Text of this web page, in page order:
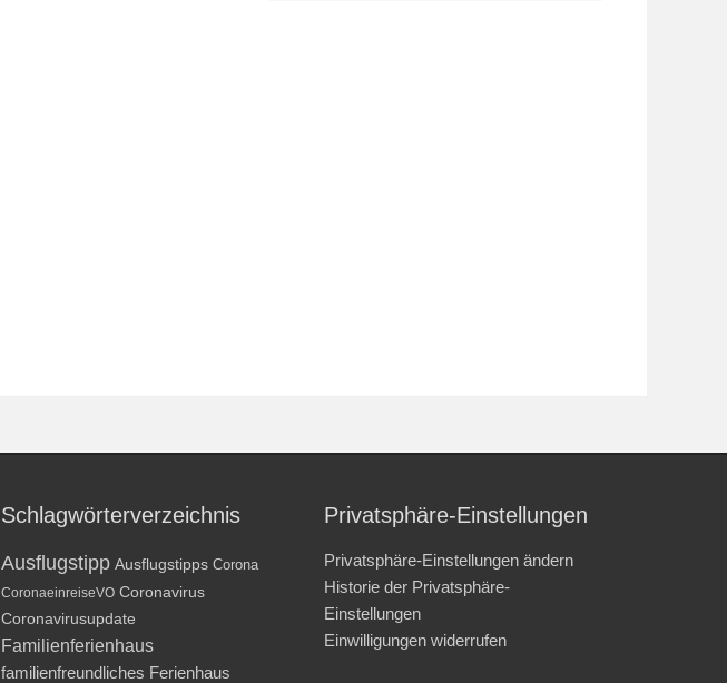
Schlagwörterverzeichnis
Ausflugstipp Ausflugstipps Corona
CoronaeinreiseVO Coronavirus
Coronavirusupdate
Familienferienhaus
familienfreundliches Ferienhaus
Privatsphäre-Einstellungen
Privatsphäre-Einstellungen ändern
Historie der Privatsphäre-
Einstellungen
Einwilligungen widerrufen